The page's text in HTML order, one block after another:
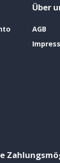
Über
AGB